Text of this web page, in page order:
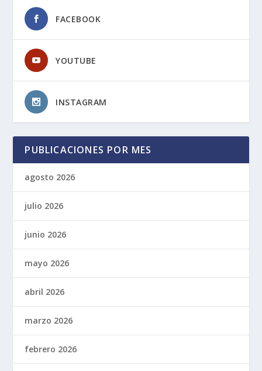
FACEBOOK
YOUTUBE
INSTAGRAM
PUBLICACIONES POR MES
agosto 2026
julio 2026
junio 2026
mayo 2026
abril 2026
marzo 2026
febrero 2026